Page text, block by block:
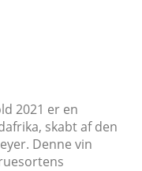
2021 er en
skabt af den
Denne vin